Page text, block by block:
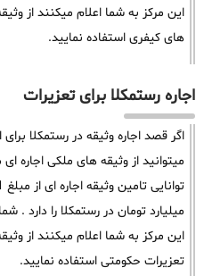
این مرکز به شما اعلام میکنند از
های کیفری استفاده نمایید.
اجاره رستمکلا برای تعزیرات
اگر قصد اجاره وثیقه در رستمکلا برای
میتوانید از وثیقه های ملکی اجاره
میلیارد تومان در رستمکلا را دارد .
این مرکز به شما اعلام میکنند از
تعزیرات حکومتی استفاده نمایید.